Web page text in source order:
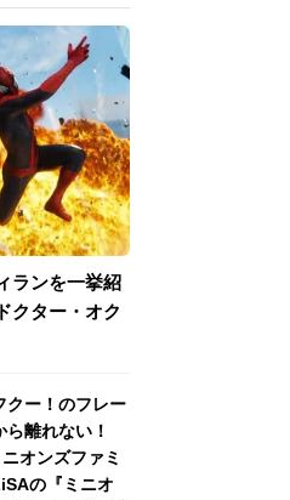
ランを一挙紹
クター・オク
クー！のフレー
ら離れない！
オンズファミ
の『ミニオ